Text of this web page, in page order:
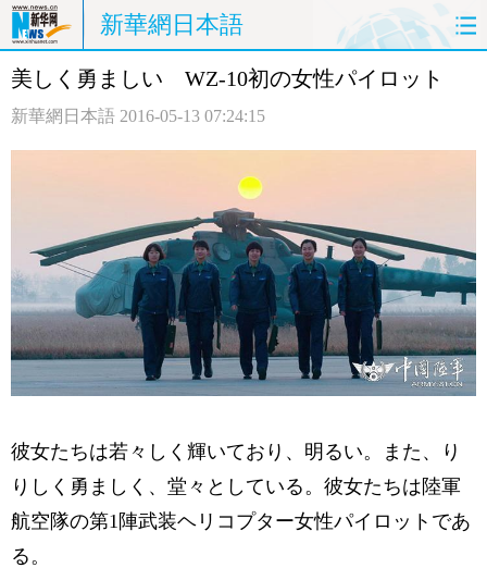
新華網日本語
ホームページ 政治 経済
評論
中日対訳
美しく勇ましい WZ-10初の女性パイロット
新華網日本語 2016-05-13 07:24:15
彼女たちは若々しく輝いており、明るい。また、り
りしく勇ましく、堂々としている。彼女たちは陸軍
航空隊の第1陣武装ヘリコプター女性パイロットであ
る。